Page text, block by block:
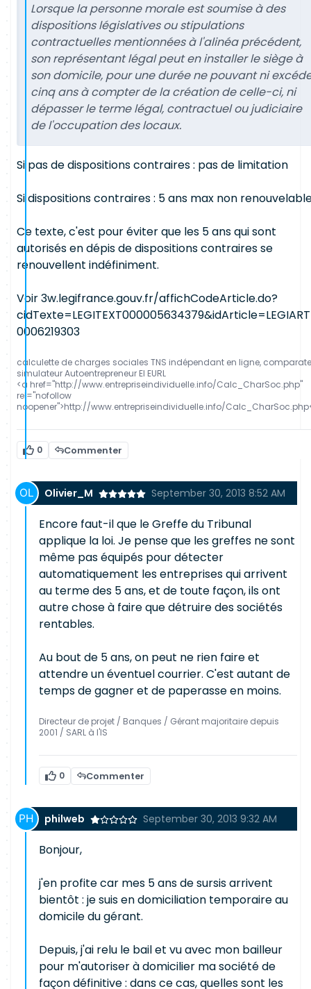
Lorsque la personne morale est soumise à des
dispositions législatives ou stipulations
contractuelles mentionnées à l'alinéa précédent,
son représentant légal peut en installer le siège à
son domicile, pour une durée ne pouvant ni
cinq ans à compter de la création de celle-ci, ni
dépasser le terme légal, contractuel ou judiciaire
de l'occupation des locaux.
Si pas de dispositions contraires : pas de limitation
Si dispositions contraires : 5 ans max non
Ce texte, c'est pour éviter que les 5 ans qui sont
autorisés en dépis de dispositions contraires se
renouvellent indéfiniment.
Voir 3w.legifrance.gouv.fr/affichCodeArticle.do?
0006219303
calculette de charges sociales TNS indépendant en ligne,
simulateur Autoentrepreneur EI EURL
<a href="http://www.entrepriseindividuelle.info/Calc_CharSoc.php"
rel="nofollow
noopener">http://www.entrepriseindividuelle.info/
0 Commenter
Olivier_M September 30, 2013 8:52 AM
Encore faut-il que le Greffe du Tribunal
applique la loi. Je pense que les greffes ne sont
même pas équipés pour détecter
automatiquement les entreprises qui arrivent
au terme des 5 ans, et de toute façon, ils ont
autre chose à faire que détruire des sociétés
rentables.
Au bout de 5 ans, on peut ne rien faire et
attendre un éventuel courrier. C'est autant de
temps de gagner et de paperasse en moins.
Directeur de projet / Banques / Gérant majoritaire depuis
2001 / SARL à l'IS
0 Commenter
philweb September 30, 2013 9:32 AM
Bonjour,
j'en profite car mes 5 ans de sursis arrivent
bientôt : je suis en domiciliation temporaire au
domicile du gérant.
Depuis, j'ai relu le bail et vu avec mon bailleur
pour m'autoriser à domicilier ma société de
façon définitive : dans ce cas, quelles sont les